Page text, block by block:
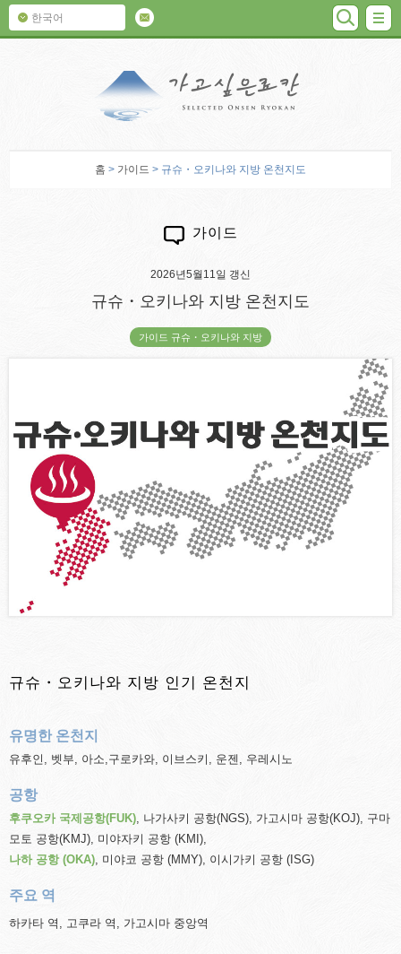
한국어 검색
홈 > 가이드 > 규슈・오키나와 지방 온천지도
가이드
2026년5월11일 갱신
규슈・오키나와 지방 온천지도
가이드 규슈・오키나와 지방
규슈・오키나와 지방 인기 온천지
유명한 온천지
유후인, 벳부, 아소,구로카와, 이브스키, 운젠, 우레시노
공항
후쿠오카 국제공항(FUK) , 나가사키 공항(NGS), 가고시마 공항(KOJ), 구마
모토 공항(KMJ), 미야자키 공항 (KMI),
나하 공항 (OKA) , 미야코 공항 (MMY), 이시가키 공항 (ISG)
주요 역
하카타 역, 고쿠라 역, 가고시마 중앙역